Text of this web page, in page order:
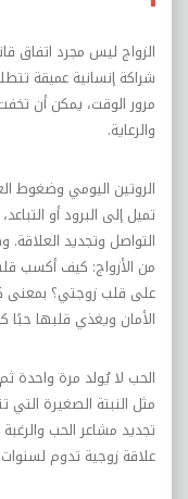
الزواج ليس مجرد اتفاق
شراكة إنسانية عميقة
مرور الوقت، يمكن أن
والرعاية.
الروتين اليومي وضغوط
تميل إلى البرود أو
التواصل وتجديد
من الأزواج: كيف أكسب
على قلب زوجتي؟ بمعنى
الأمان ويغذي قلبها حبًا
الحب لا يُولد مرة واحدة
مثل النبتة الصغيرة
تجديد مشاعر الحب
علاقة زوجية تدوم